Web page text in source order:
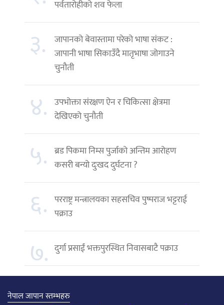
पर्वतारोहीको शव फेला
३.
जापानको बेवास्तामा परेको भाषा संकट :
जापानी भाषा सिकाउँदै मातृभाषा जोगाउने
चुनौती
४. उपभोक्ता संरक्षण ऐन र चिकित्सा क्षेत्रमा
देखिएको चुनौती
५. ब्रड पिकमा निम्स पुर्जाको अन्तिम आरोहण
कसरी बन्यो दुःखद दुर्घटना ?
६. परराष्ट्र मन्त्रालयका सहसचिव पुष्पराज भट्टराई
पक्राउ
७. दुर्गा प्रसाईं भक्तपुरस्थित निवासबाटै पक्राउ
नेपाल जापान स्तम्भहरु